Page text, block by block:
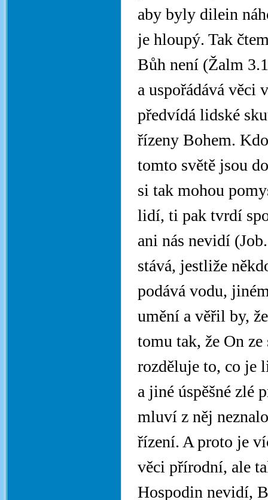
aby byly dilein
je hloupý. Tak
Bůh není (Žalm
a uspořádává věci
předvídá lidské
řízeny Bohem.
tomto světě jsou
si tak mohou
lidí, ti pak tvrdí
ani nás nevidí
stává, jestliže
podává vodu,
umění a věřil by,
tomu tak, že On
rozděluje to, co je
a jiné úspěšné zlé
mluví z něj
řízení. A proto je
věci přírodní, ale
Hospodin nevidí,